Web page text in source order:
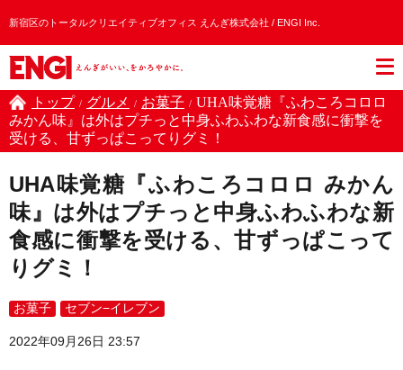
新宿区のトータルクリエイティブオフィス えんぎ株式会社 / ENGI Inc.
トップ / グルメ / お菓子 / UHA味覚糖『ふわころコロロ
みかん味』は外はプチっと中身ふわふわな新食感に衝撃を
受ける、甘ずっぱこってりグミ！
UHA味覚糖『ふわころコロロ みかん
味』は外はプチっと中身ふわふわな新
食感に衝撃を受ける、甘ずっぱこって
りグミ！
お菓子 セブン−イレブン
2022年09月26日 23:57